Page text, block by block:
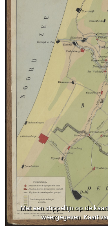
Met een stippellijn op de
weergegeven. Kaart